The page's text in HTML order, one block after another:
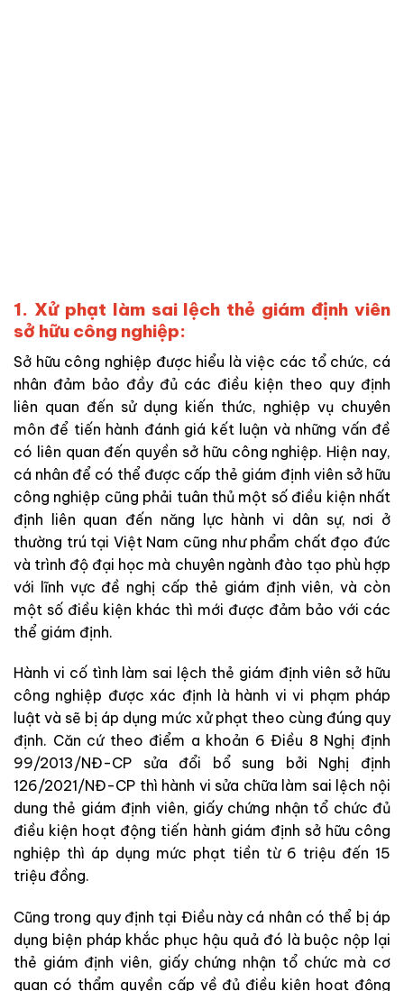
1. Xử phạt làm sai lệch thẻ giám định viên
sở hữu công nghiệp:
Sở hữu công nghiệp được hiểu là việc các tổ chức, cá
nhân đảm bảo đầy đủ các điều kiện theo quy định
liên quan đến sử dụng kiến thức, nghiệp vụ chuyên
môn để tiến hành đánh giá kết luận và những vấn đề
có liên quan đến quyền sở hữu công nghiệp. Hiện nay,
cá nhân để có thể được cấp thẻ giám định viên sở hữu
công nghiệp cũng phải tuân thủ một số điều kiện nhất
định liên quan đến năng lực hành vi dân sự, nơi ở
thường trú tại Việt Nam cũng như phẩm chất đạo đức
và trình độ đại học mà chuyên ngành đào tạo phù hợp
với lĩnh vực đề nghị cấp thẻ giám định viên, và còn
một số điều kiện khác thì mới được đảm bảo với các
thể giám định.
Hành vi cố tình làm sai lệch thẻ giám định viên sở hữu
công nghiệp được xác định là hành vi vi phạm pháp
luật và sẽ bị áp dụng mức xử phạt theo cùng đúng quy
định. Căn cứ theo điểm a khoản 6 Điều 8 Nghị định
99/2013/NĐ-CP sửa đổi bổ sung bởi Nghị định
126/2021/NĐ-CP thì hành vi sửa chữa làm sai lệch nội
dung thẻ giám định viên, giấy chứng nhận tổ chức đủ
điều kiện hoạt động tiến hành giám định sở hữu công
nghiệp thì áp dụng mức phạt tiền từ 6 triệu đến 15
triệu đồng.
Cũng trong quy định tại Điều này cá nhân có thể bị áp
dụng biện pháp khắc phục hậu quả đó là buộc nộp lại
thẻ giám định viên, giấy chứng nhận tổ chức mà cơ
quan có thẩm quyền cấp về đủ điều kiện hoạt động